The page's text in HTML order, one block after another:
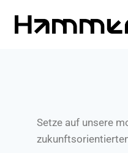
Setze auf unsere